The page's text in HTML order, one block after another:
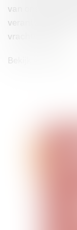
van ons bedrijf
verantwoordelijk
vrachtwagens.
Bekijk vacature